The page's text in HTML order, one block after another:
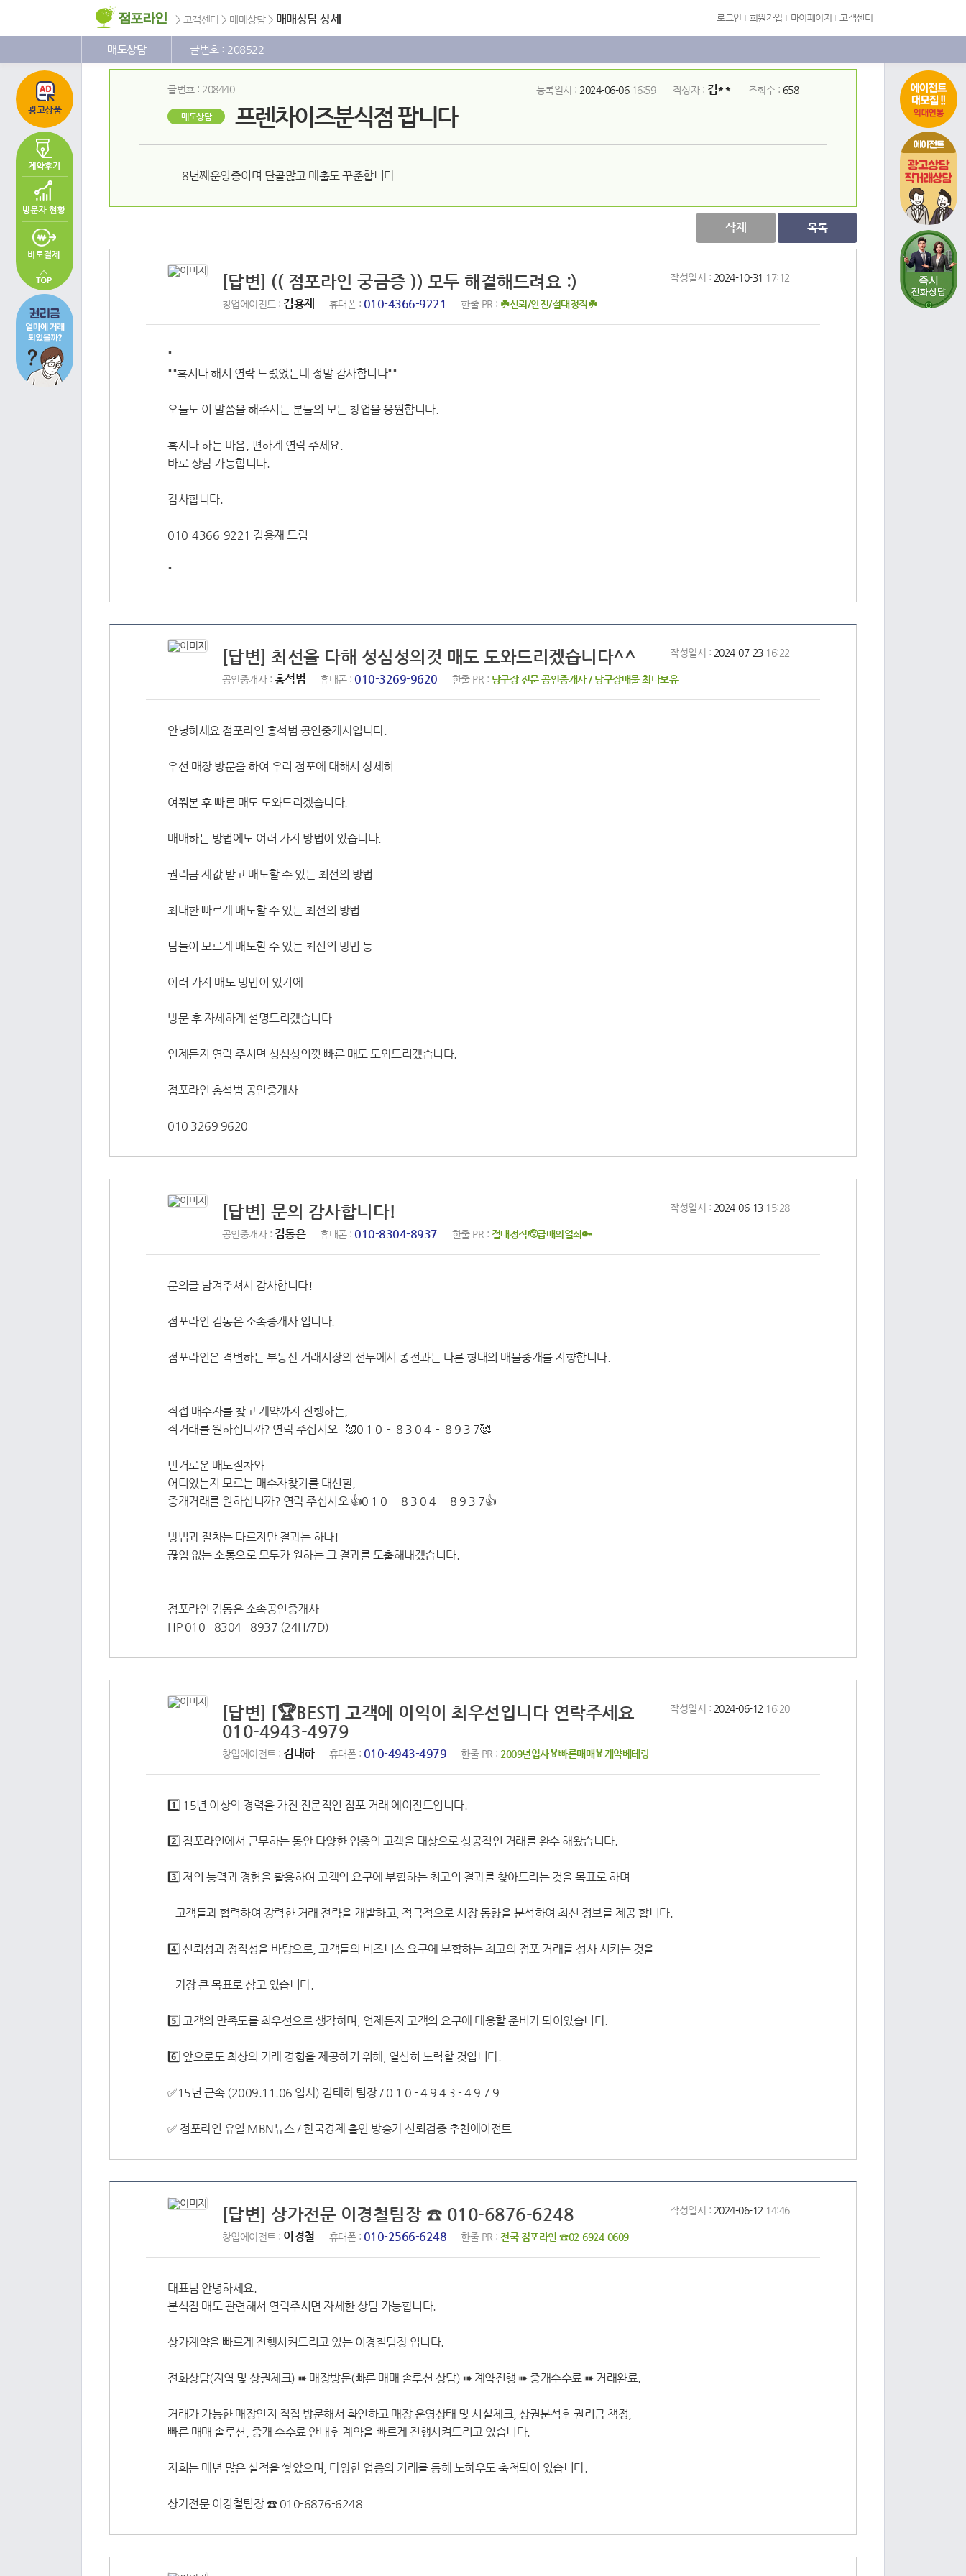
바
기
로
뉴
가
> 고객센터 > 매매상담 > 매매상담 상세 로그인 회원가입 마이페이지 고객센터
매도상담 글번호 : 208522
광고상품
에이전트
글번호 : 208440 등록일시 : 2024-06-0616:59 작성자 : 김** 조회수 : 658
매도상담 프렌차이즈분식점 팝니다
8년째운영중이며 단골많고 매출도 꾸준합니다
삭제 목록
[답변] (( 점포라인 궁금증 )) 모두 해결해드려요 :) 작성일시 : 2024-10-31 17:12
창업에이전트 : 김용재 휴대폰 : 010-4366-9221 한줄 PR : ☘️신뢰/안전/절대정직☘️
"
""혹시나 해서 연락 드렸었는데 정말 감사합니다""
오늘도 이 말씀을 해주시는 분들의 모든 창업을 응원합니다.
혹시나 하는 마음, 편하게 연락 주세요.
바로 상담 가능합니다.
감사합니다.
010-4366-9221 김용재 드림
"
[답변] 최선을 다해 성심성의것 매도 도와드리겠습니다^^ 작성일시 : 2024-07-2316:22
공인중개사 : 홍석범 휴대폰 : 010-3269-9620 한줄 PR : 당구장 전문 공인중개사 / 당구장매물 최다보유
안녕하세요 점포라인 홍석범 공인중개사입니다.
우선 매장 방문을 하여 우리 점포에 대해서 상세히
여쭤본 후 빠른 매도 도와드리겠습니다.
매매하는 방법에도 여러 가지 방법이 있습니다.
권리금 제값 받고 매도할 수 있는 최선의 방법
최대한 빠르게 매도할 수 있는 최선의 방법
남들이 모르게 매도할 수 있는 최선의 방법 등
여러 가지 매도 방법이 있기에
방문 후 자세하게 설명드리겠습니다
언제든지 연락 주시면 성심성의껏 빠른 매도 도와드리겠습니다.
점포라인 홍석범 공인중개사
010 3269 9620
[답변] 문의 감사합니다! 작성일시 : 2024-06-1315:28
공인중개사 : 김동은 휴대폰 : 010-8304-8937 한줄 PR : 절대정직🫡급매의열쇠🔑
문의글 남겨주셔서 감사합니다!
점포라인 김동은 소속중개사 입니다.
점포라인은 격변하는 부동산 거래시장의 선두에서 종전과는 다른 형태의 매물중개를 지향합니다.
직접 매수자를 찾고 계약까지 진행하는,
직거래를 원하십니까? 연락 주십시오 🥰0 1 0 - 8 3 0 4 - 8 9 3 7🥰
번거로운 매도절차와
어디있는지 모르는 매수자찾기를 대신할,
중개거래를 원하십니까? 연락 주십시오 👍0 1 0 - 8 3 0 4 - 8 9 3 7👍
방법과 절차는 다르지만 결과는 하나!
끊임 없는 소통으로 모두가 원하는 그 결과를 도출해내겠습니다.
점포라인 김동은 소속공인중개사
HP 010 - 8304 - 8937 (24H/7D)
[답변] [🏆BEST] 고객에 이익이 최우선입니다 연락주세요
010-4943-4979
작성일시 : 2024-06-12 16:20
창업에이전트 : 김태하 휴대폰 : 010-4943-4979 한줄 PR : 2009년입사🏅빠른매매🏅계약베테랑
1️⃣ 15년 이상의 경력을 가진 전문적인 점포 거래 에이전트입니다.
2️⃣ 점포라인에서 근무하는 동안 다양한 업종의 고객을 대상으로 성공적인 거래를 완수 해왔습니다.
3️⃣ 저의 능력과 경험을 활용하여 고객의 요구에 부합하는 최고의 결과를 찾아드리는 것을 목표로 하며
고객들과 협력하여 강력한 거래 전략을 개발하고, 적극적으로 시장 동향을 분석하여 최신 정보를 제공 합니다.
4️⃣ 신뢰성과 정직성을 바탕으로, 고객들의 비즈니스 요구에 부합하는 최고의 점포 거래를 성사 시키는 것을
가장 큰 목표로 삼고 있습니다.
5️⃣ 고객의 만족도를 최우선으로 생각하며, 언제든지 고객의 요구에 대응할 준비가 되어있습니다.
6️⃣ 앞으로도 최상의 거래 경험을 제공하기 위해, 열심히 노력할 것입니다.
✅15년 근속 (2009.11.06 입사) 김태하 팀장 / 0 1 0 - 4 9 4 3 - 4 9 7 9
✅ 점포라인 유일 MBN뉴스 / 한국경제 출연 방송가 신뢰검증 추천에이전트
[답변] 상가전문 이경철팀장 ☎ 010-6876-6248 작성일시 : 2024-06-12 14:46
창업에이전트 : 이경철 휴대폰 : 010-2566-6248 한줄 PR : 전국 점포라인 ☎02-6924-0609
대표님 안녕하세요.
분식점 매도 관련해서 연락주시면 자세한 상담 가능합니다.
상가계약을 빠르게 진행시켜드리고 있는 이경철팀장 입니다.
전화상담(지역 및 상권체크) ➠ 매장방문(빠른 매매 솔루션 상담) ➠ 계약진행 ➠ 중개수수료 ➠ 거래완료.
거래가 가능한 매장인지 직접 방문해서 확인하고 매장 운영상태 및 시설체크, 상권분석후 권리금 책정,
빠른 매매 솔루션, 중개 수수료 안내후 계약을 빠르게 진행시켜드리고 있습니다.
저희는 매년 많은 실적을 쌓았으며, 다양한 업종의 거래를 통해 노하우도 축척되어 있습니다.
상가전문 이경철팀장 ☎ 010-6876-6248